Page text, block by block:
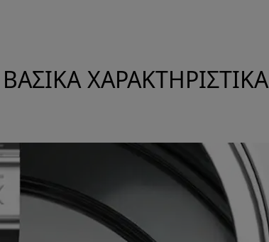
ΒΑΣΙΚΆ ΧΑΡΑΚΤΗΡΙΣΤΙΚΆ